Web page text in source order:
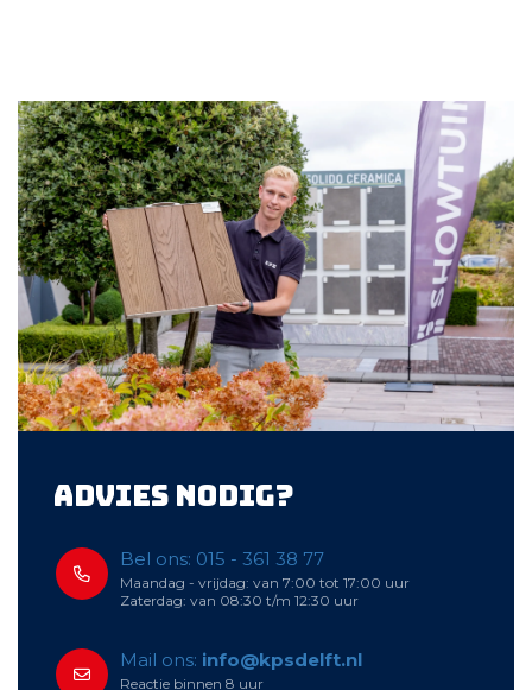
Advies nodig?
Bel ons: 015 - 361 38 77
Maandag - vrijdag: van 7:00 tot 17:00 uur
Zaterdag: van 08:30 t/m 12:30 uur
Mail ons: info@kpsdelft.nl
Reactie binnen 8 uur